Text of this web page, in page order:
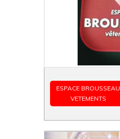
ESPACE BROUSSEAU
VETEMENTS